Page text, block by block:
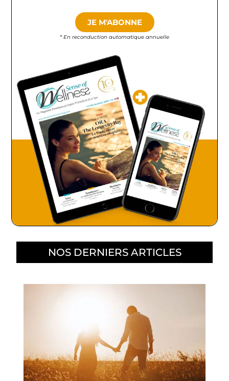
JE M'ABONNE
* En reconduction automatique annuelle
NOS DERNIERS ARTICLES